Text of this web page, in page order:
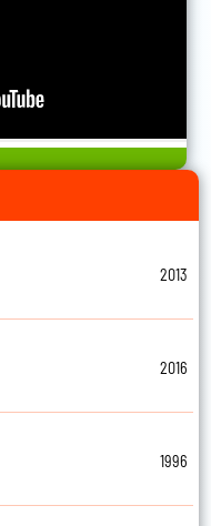
2013
2016
1996